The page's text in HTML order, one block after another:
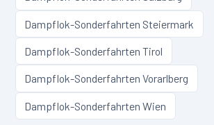
Dampflok-Sonderfahrten Steiermark
Dampflok-SonderfahrtenTirol
Dampflok-SonderfahrtenVorarlberg
Dampflok-SonderfahrtenWien